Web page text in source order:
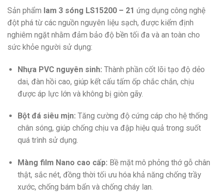
Sản phẩm lam 3 sóng LS15200 – 21 ứng dụng công nghệ
đột phá từ các nguồn nguyên liệu sạch, được kiểm định
nghiêm ngặt nhằm đảm bảo độ bền tối đa và an toàn cho
sức khỏe người sử dụng:
Nhựa PVC nguyên sinh: Thành phần cốt lõi tạo độ dẻo
dai, đàn hồi cao, giúp kết cấu tấm ốp chắc chắn, chịu
được áp lực lớn và không bị giòn gãy.
Bột đá siêu mịn: Tăng cường độ cứng cáp cho hệ thống
chân sóng, giúp chống chịu va đập hiệu quả trong suốt
quá trình sử dụng.
Màng film Nano cao cấp: Bề mặt mô phỏng thớ gỗ chân
thật, sắc nét, đồng thời tối ưu hóa khả năng chống trầy
xước, chống bám bẩn và chống cháy lan.